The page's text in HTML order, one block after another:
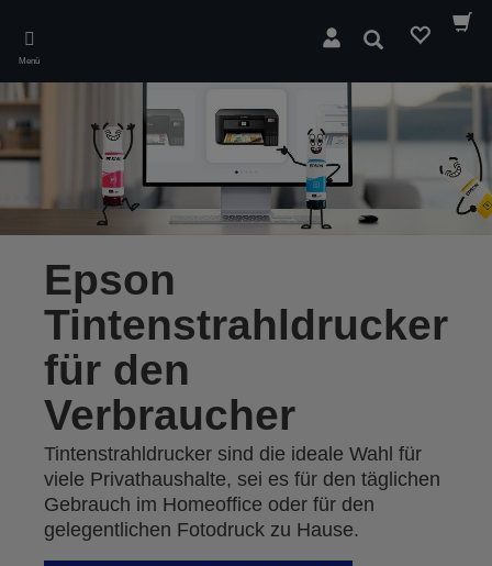
main
content
Menü
Suchen
Epson
Tintenstrahldrucker
für den
Verbraucher
Tintenstrahldrucker sind die ideale Wahl für
viele Privathaushalte, sei es für den täglichen
Gebrauch im Homeoffice oder für den
gelegentlichen Fotodruck zu Hause.